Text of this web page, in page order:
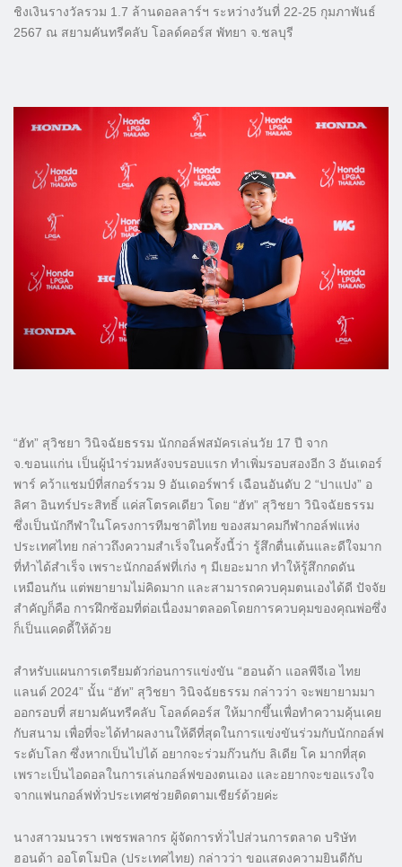
ชิงเงินรางวัลรวม 1.7 ล้านดอลลาร์ฯ ระหว่างวันที่ 22-25 กุมภาพันธ์
2567 ณ สยามคันทรีคลับ โอลด์คอร์ส พัทยา จ.ชลบุรี
“ฮัท” สุวิชยา วินิจฉัยธรรม นักกอล์ฟสมัครเล่นวัย 17 ปี จาก
จ.ขอนแก่น เป็นผู้นำร่วมหลังจบรอบแรก ทำเพิ่มรอบสองอีก 3 อันเดอร์
พาร์ คว้าแชมป์ที่สกอร์รวม 9 อันเดอร์พาร์ เฉือนอันดับ 2 “ปาแปง” อ
ลิศา อินทร์ประสิทธิ์ แค่สโตรคเดียว โดย “ฮัท” สุวิชยา วินิจฉัยธรรม
ซึ่งเป็นนักกีฬาในโครงการทีมชาติไทย ของสมาคมกีฬากอล์ฟแห่ง
ประเทศไทย กล่าวถึงความสำเร็จในครั้งนี้ว่า รู้สึกตื่นเต้นและดีใจมาก
ที่ทำได้สำเร็จ เพราะนักกอล์ฟที่เก่ง ๆ มีเยอะมาก ทำให้รู้สึกกดดัน
เหมือนกัน แต่พยายามไม่คิดมาก และสามารถควบคุมตนเองได้ดี ปัจจัย
สำคัญก็คือ การฝึกซ้อมที่ต่อเนื่องมาตลอดโดยการควบคุมของคุณพ่อซึ่ง
ก็เป็นแคดดี้ให้ด้วย
สำหรับแผนการเตรียมตัวก่อนการแข่งขัน “ฮอนด้า แอลพีจีเอ ไทย
แลนด์ 2024” นั้น “ฮัท” สุวิชยา วินิจฉัยธรรม กล่าวว่า จะพยายามมา
ออกรอบที่ สยามคันทรีคลับ โอลด์คอร์ส ให้มากขึ้นเพื่อทำความคุ้นเคย
กับสนาม เพื่อที่จะได้ทำผลงานให้ดีที่สุดในการแข่งขันร่วมกับนักกอล์ฟ
ระดับโลก ซึ่งหากเป็นไปได้ อยากจะร่วมก๊วนกับ ลิเดีย โค มากที่สุด
เพราะเป็นไอดอลในการเล่นกอล์ฟของตนเอง และอยากจะขอแรงใจ
จากแฟนกอล์ฟทั่วประเทศช่วยติดตามเชียร์ด้วยค่ะ
นางสาวมนวรา เพชรพลากร ผู้จัดการทั่วไปส่วนการตลาด บริษัท
ฮอนด้า ออโตโมบิล (ประเทศไทย) กล่าวว่า ขอแสดงความยินดีกับ